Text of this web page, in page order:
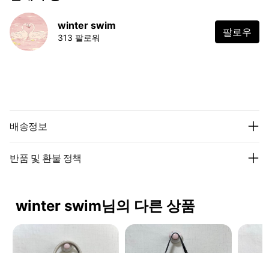
winter swim
313 팔로워 팔로우
배송정보
반품 및 환불 정책
winter swim님의 다른 상품